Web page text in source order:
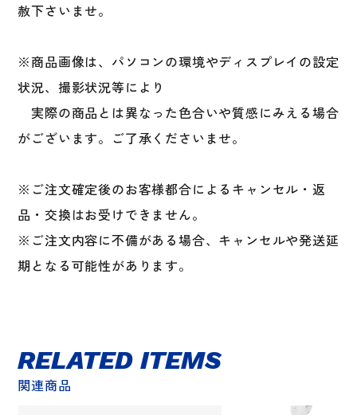
赦下さいませ。
※商品画像は、パソコンの環境やディスプレイの設定
状況、撮影状況等により
実際の商品とは異なった色合いや質感にみえる場合
がございます。ご了承くださいませ。
※ご注文確定後のお客様都合によるキャンセル・返
品・交換はお受けできません。
※ご注文内容に不備がある場合、キャンセルや発送延
期となる可能性があります。
関連商品
RELATED ITEMS